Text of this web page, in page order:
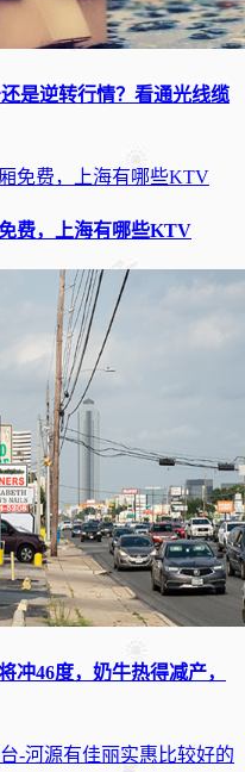
是逆转行情？看通光线缆
费，上海有哪些KTV
冲46度，奶牛热得减产，